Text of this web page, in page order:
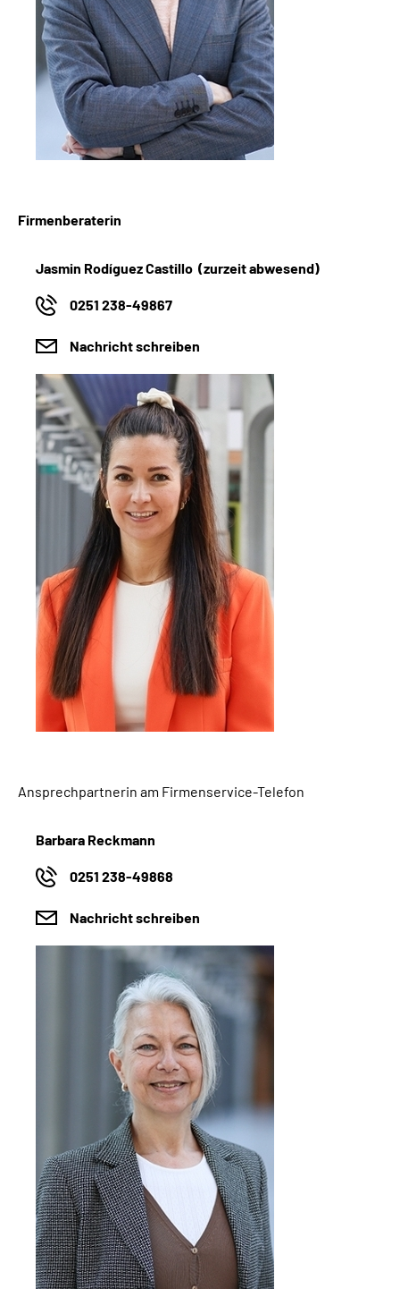
Firmenberaterin
Jasmin Rodíguez Castillo (zurzeit abwesend)
0251 238-49867
Nachricht schreiben
Ansprechpartnerin am Firmenservice-Telefon
Barbara Reckmann
0251 238-49868
Nachricht schreiben